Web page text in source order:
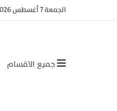
الجمعة 7 أغسطس 2026 م || 22 صفر 1448هـ ||
جميع الاقسام